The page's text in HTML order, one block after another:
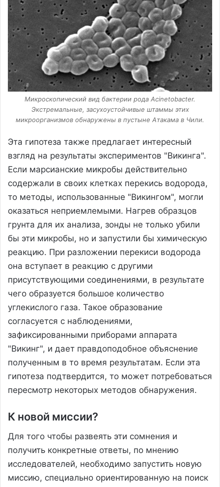
Микроскопический вид бактерии рода Acinetobacter.
Экстремальные, засухоустойчивые штаммы этих
микроорганизмов обнаружены в пустыне Атакама в Чили.
Эта гипотеза также предлагает интересный
взгляд на результаты экспериментов "Викинга".
Если марсианские микробы действительно
содержали в своих клетках перекись водорода,
то методы, использованные "Викингом", могли
оказаться неприемлемыми. Нагрев образцов
грунта для их анализа, зонды не только убили
бы эти микробы, но и запустили бы химическую
реакцию. При разложении перекиси водорода
она вступает в реакцию с другими
присутствующими соединениями, в результате
чего образуется большое количество
углекислого газа. Такое образование
согласуется с наблюдениями,
зафиксированными приборами аппарата
"Викинг", и дает правдоподобное объяснение
полученным в то время результатам. Если эта
гипотеза подтвердится, то может потребоваться
пересмотр некоторых методов обнаружения.
К новой миссии?
Для того чтобы развеять эти сомнения и
получить конкретные ответы, по мнению
исследователей, необходимо запустить новую
миссию, специально ориентированную на поиск